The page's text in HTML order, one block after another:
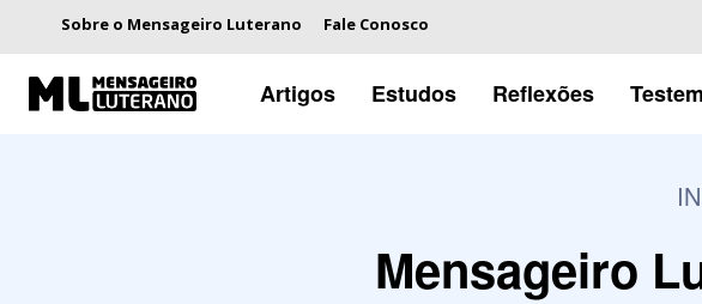
Sobre o Mensageiro Luterano Fale Conosco
Artigos Estudos Reflexões
Mensageiro